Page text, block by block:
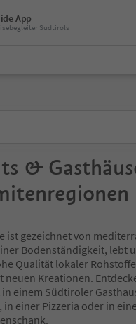
App
Südtirols
&
ist gezeichnet von
Bodenständigkeit, lebt
Qualität lokaler
neuen Kreationen.
einem Südtiroler
einer Pizzeria oder in